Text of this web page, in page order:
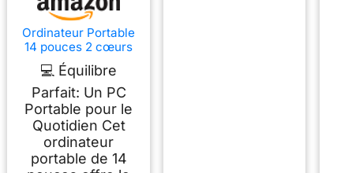
Ordinateur Portable
14 pouces 2 cœurs
(jusqu’à 2,6 GHz) PC
Portable 6 Go DDR4
128 Go SSD, WiFi 5G,
Mini-HDMI, Design
Sans Ventilateur
Computer, Idéal pour
Étudiants, Entreprise
– Souris Incluse
💻 Équilibre
Parfait: Un PC
Portable pour le
Quotidien Cet
ordinateur
portable de 14